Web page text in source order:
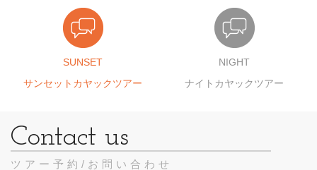
SUNSET
サンセットカヤックツアー
NIGHT
ナイトカヤックツアー
ツアー予約/お問い合わせ